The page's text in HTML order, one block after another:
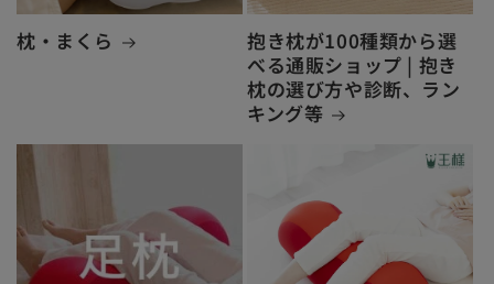
枕・まくら
抱き枕が100種類から選
べる通販ショップ | 抱き
枕の選び方や診断、ラン
キング等